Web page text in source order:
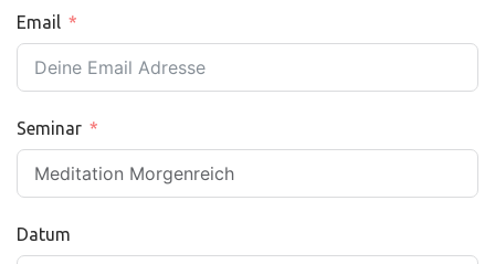
Email
Seminar
Datum